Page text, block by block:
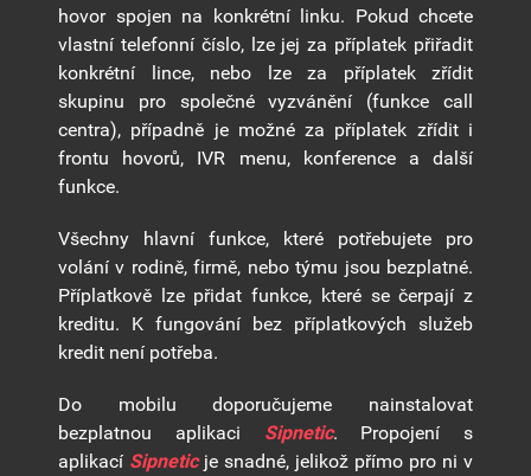
hovor spojen na konkrétní linku. Pokud chcete
vlastní telefonní číslo, lze jej za příplatek přiřadit
konkrétní lince, nebo lze za příplatek zřídit
skupinu pro společné vyzvánění (funkce call
centra), případně je možné za příplatek zřídit i
frontu hovorů, IVR menu, konference a další
funkce.
Všechny hlavní funkce, které potřebujete pro
volání v rodině, firmě, nebo týmu jsou bezplatné.
Příplatkově lze přidat funkce, které se čerpají z
kreditu. K fungování bez příplatkových služeb
kredit není potřeba.
Do mobilu doporučujeme nainstalovat
bezplatnou aplikaci Sipnetic. Propojení s
aplikací Sipneticje snadné, jelikož přímo pro ni v